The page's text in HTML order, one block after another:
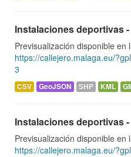
Instalaciones deportivas
Previsualización disponible
https://callejero.malaga.eu/
3
CSV GeoJSON SHP KML
Instalaciones deportivas
Previsualización disponible
https://callejero.malaga.eu/